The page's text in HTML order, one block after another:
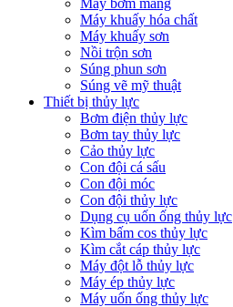
Máy khuấy hóa chất
Máy khuấy sơn
Nồi trộn sơn
Súng phun sơn
Súng vẽ mỹ thuật
Thiết bị thủy lực
Bơm điện thủy lực
Bơm tay thủy lực
Cảo thủy lực
Con đội cá sấu
Con đội móc
Con đội thủy lực
Dụng cụ uốn ống thủy lực
Kìm bấm cos thủy lực
Kìm cắt cáp thủy lực
Máy đột lỗ thủy lực
Máy ép thủy lực
Máy uốn ống thủy lực